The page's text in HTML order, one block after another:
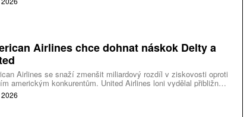
sazba 12,5 procenta.
Airlines chce dohnat náskok Delty a
Airlines se snaží zmenšit miliardový rozdíl v ziskovosti oproti
americkým konkurentům. United Airlines loni vydělal přibližně
dolarů více, zatímco Delta Air Lines překonala American
o pět miliard. Vedení aerolinek proto připravuje širší změny